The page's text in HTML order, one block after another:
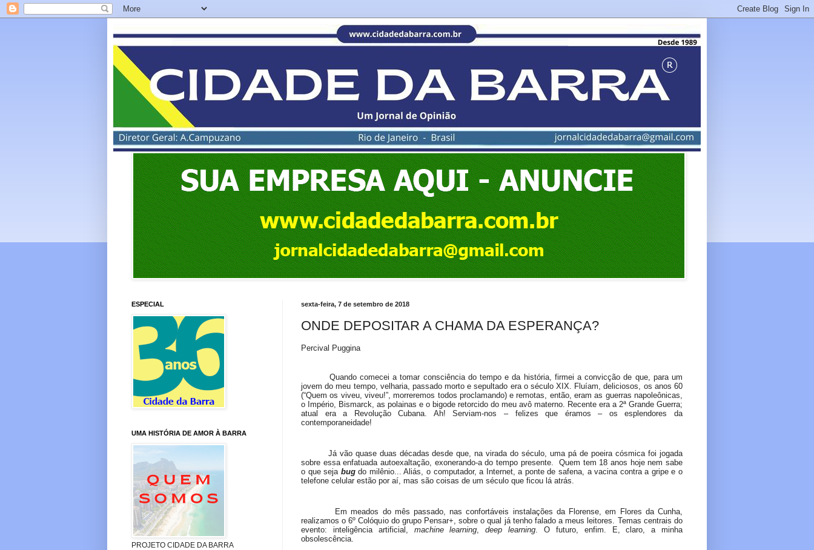
sexta-feira, 7 de setembro de 2018
ONDE DEPOSITAR A CHAMA DA ESPERANÇA?
Percival Puggina
Quando comecei a tomar consciência do tempo e da história, firmei a convicção de que, para um
jovem do meu tempo, velharia, passado morto e sepultado era o século XIX. Fluíam, deliciosos, os anos 60
(“Quem os viveu, viveu!”, morreremos todos proclamando) e remotas, então, eram as guerras napoleônicas,
o Império, Bismarck, as polainas e o bigode retorcido do meu avô materno. Recente era a 2ª Grande Guerra;
atual era a Revolução Cubana. Ah! Serviam-nos – felizes que éramos – os esplendores da
contemporaneidade!
Já vão quase duas décadas desde que, na virada do século, uma pá de poeira cósmica foi jogada
sobre essa enfatuada autoexaltação, exonerando-a do tempo presente. Quem tem 18 anos hoje nem sabe
o que seja bugdo milênio... Aliás, o computador, a Internet, a ponte de safena, a vacina contra a gripe e o
telefone celular estão por aí, mas são coisas de um século que ficou lá atrás.
Em meados do mês passado, nas confortáveis instalações da Florense, em Flores da Cunha,
realizamos o 6º Colóquio do grupo Pensar+, sobre o qual já tenho falado a meus leitores. Temas centrais do
evento: inteligência artificial, machine learning ,deep learning . O futuro, enfim. E, claro, a minha
obsolescência.
ESPECIAL
UMA HISTÓRIA DE AMOR À BARRA
PROJETO CIDADE DA BARRA